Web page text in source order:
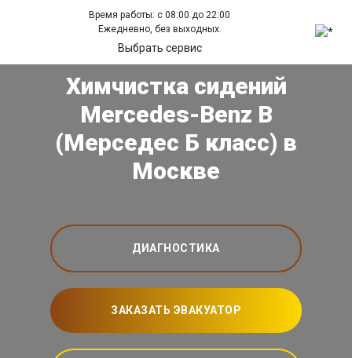
Время работы: с 08:00 до 22:00
Ежедневно, без выходных.
Выбрать сервис
Химчистка сидений
Mercedes-Benz B
(Мерседес Б класс) в
Москве
ДИАГНОСТИКА
ЗАКАЗАТЬ ЭВАКУАТОР